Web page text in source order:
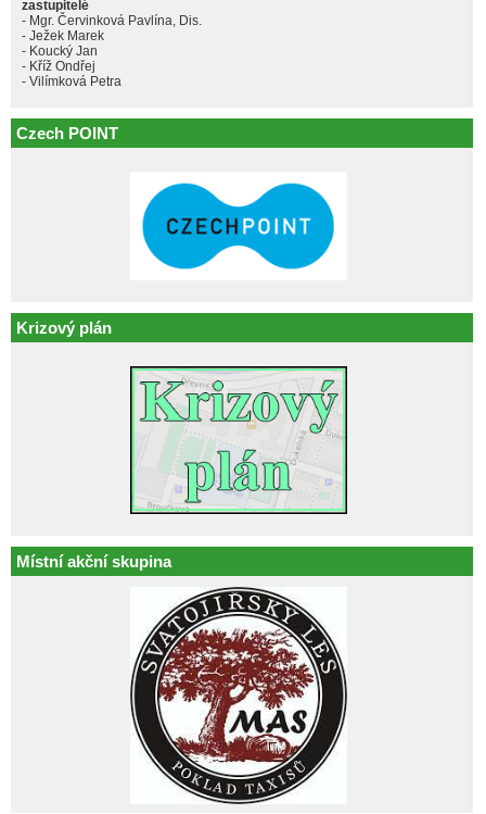
zastupitelé
- Mgr. Červinková Pavlína, Dis.
- Ježek Marek
- Koucký Jan
- Kříž Ondřej
- Vilímková Petra
Czech POINT
Krizový plán
Místní akční skupina